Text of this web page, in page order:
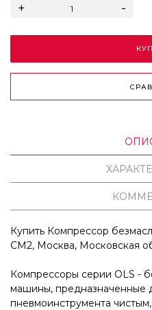
+ -
Купить Компрессор
CM2, Москва, Московская
Компрессоры серии OLS -
машины, предназначенные
пневмоинструмента